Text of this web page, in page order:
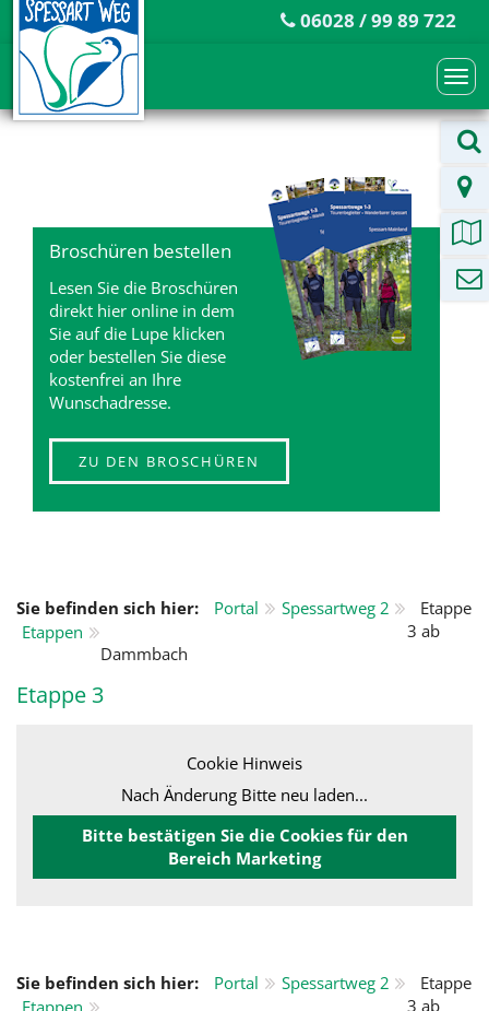
06028 / 99 89 722
Broschüren bestellen
Lesen Sie die Broschüren
direkt hier online in dem
Sie auf die Lupe klicken
oder bestellen Sie diese
kostenfrei an Ihre
Wunschadresse.
ZU DEN BROSCHÜREN
Sie befinden sich hier: Portal
Spessartweg 2
Etappen
Etappe
3 ab
Dammbach
Etappe 3
Cookie Hinweis
Nach Änderung Bitte neu laden...
Bitte bestätigen Sie die Cookies für den
Bereich Marketing
Sie befinden sich hier: Portal
Spessartweg 2
Etappen
Etappe
3 ab